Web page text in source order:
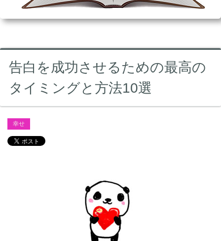
告白を成功させるための最高の
タイミングと方法10選
幸せ